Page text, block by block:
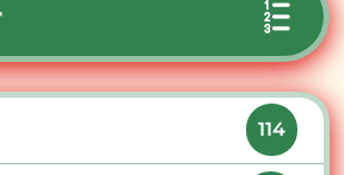
114